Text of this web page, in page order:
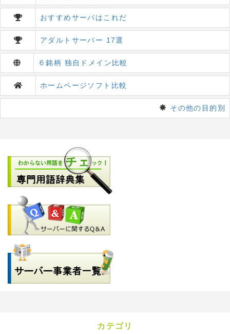
おすすめサーバはこれだ
アダルトサーバー 17選
６銘柄 独自ドメイン比較
ホームページソフト比較
その他の目的別
カテゴリ